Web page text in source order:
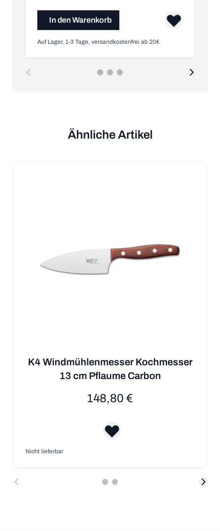
In den Warenkorb
Auf Lager, 1-3 Tage, versandkostenfrei ab 20€
Ähnliche Artikel
K4 Windmühlenmesser Kochmesser
13 cm Pflaume Carbon
148,80 €
Nicht lieferbar